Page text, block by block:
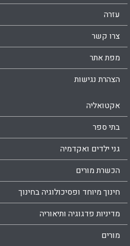
עזרה
צרו קשר
מפת אתר
הצהרת נגישות
אקטואליה
בתי ספר
גני ילדים ואקדמיה
הכשרת מורים
חינוך מיוחד ופסיכולוגיה בחינוך
מדיניות פדגוגיה ותיאוריה
מורים